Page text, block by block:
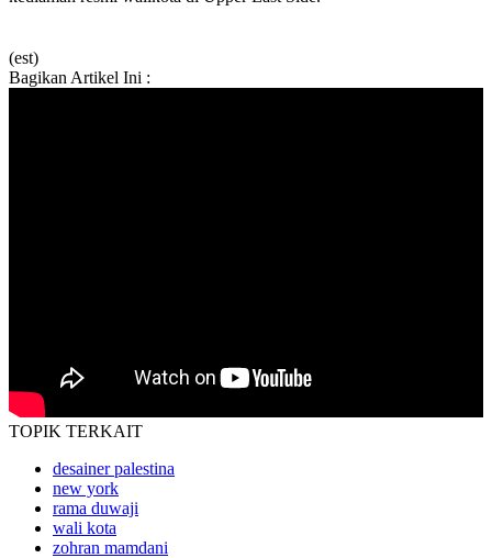
(est)
Bagikan Artikel Ini :
TOPIK TERKAIT
desainer palestina
new york
rama duwaji
wali kota
zohran mamdani